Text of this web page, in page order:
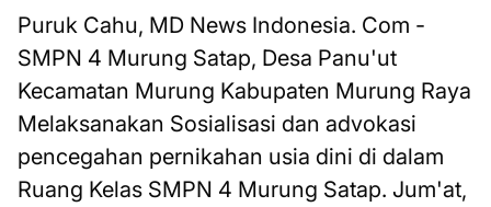
Puruk Cahu, MD News Indonesia. Com -
SMPN 4 Murung Satap, Desa Panu'ut
Kecamatan Murung Kabupaten Murung Raya
Melaksanakan Sosialisasi dan advokasi
pencegahan pernikahan usia dini di dalam
Ruang Kelas SMPN 4 Murung Satap. Jum'at,